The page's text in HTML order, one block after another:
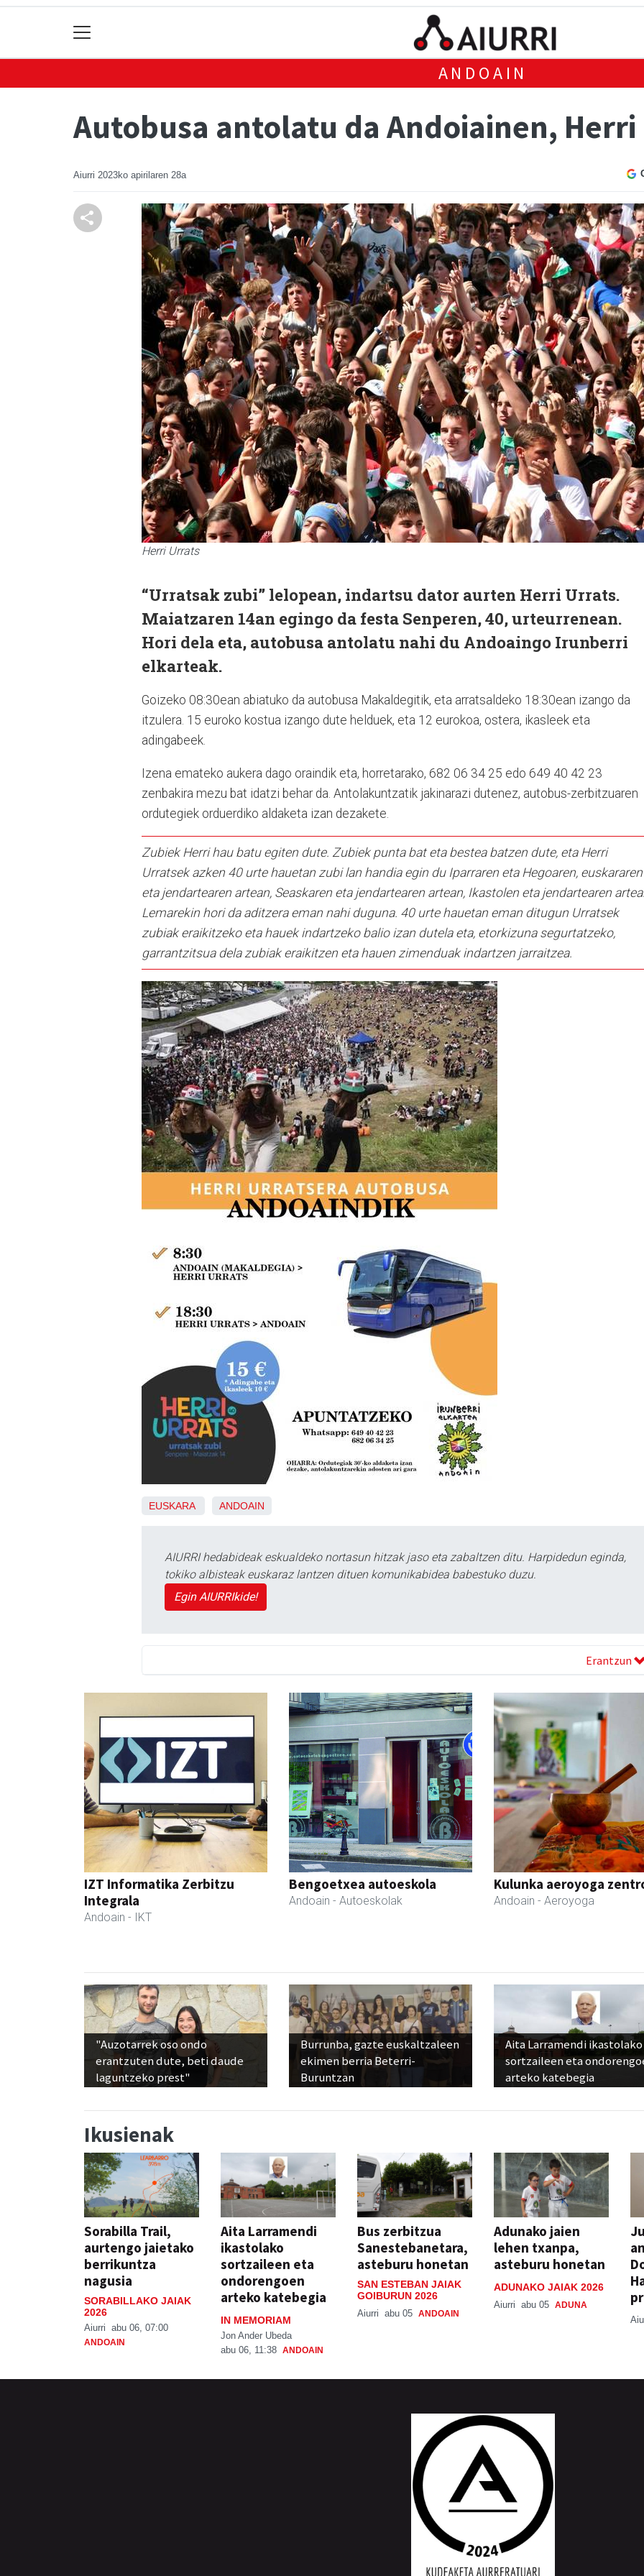
ANDOAIN
Autobusa antolatu da Andoiainen,
Aiurri 2023ko apirilaren 28a
Herri Urrats
“Urratsak zubi” lelopean, indartsu dator aurten Herri Urrats.
Maiatzaren 14an egingo da festa Senperen, 40, urteurrenean.
Hori dela eta, autobusa antolatu nahi du Andoaingo Irunberri
elkarteak.
Goizeko 08:30ean abiatuko da autobusa Makaldegitik, eta arratsaldeko 18:30ean izango da
itzulera. 15 euroko kostua izango dute helduek, eta 12 eurokoa, ostera, ikasleek eta
adingabeek.
Izena emateko aukera dago oraindik eta, horretarako, 682 06 34 25 edo 649 40 42 23
zenbakira mezu bat idatzi behar da. Antolakuntzatik jakinarazi dutenez, autobus-zerbitzuaren
ordutegiek orduerdiko aldaketa izan dezakete.
Zubiek Herri hau batu egiten dute. Zubiek punta bat eta bestea batzen dute, eta Herri
Urratsek azken 40 urte hauetan zubi lan handia egin du Iparraren eta Hegoaren, euskararen
eta jendartearen artean, Seaskaren eta jendartearen artean, Ikastolen eta jendartearen
Lemarekin hori da aditzera eman nahi duguna. 40 urte hauetan eman ditugun Urratsek
zubiak eraikitzeko eta hauek indartzeko balio izan dutela eta, etorkizuna segurtatzeko,
garrantzitsua dela zubiak eraikitzen eta hauen zimenduak indartzen jarraitzea.
EUSKARA ANDOAIN
AIURRI hedabideak eskualdeko nortasun hitzak jaso eta zabaltzen ditu. Harpidedun eginda,
tokiko albisteak euskaraz lantzen dituen komunikabidea babestuko duzu.
Egin AIURRIkide!
Erantzun
IZT Informatika Zerbitzu
Integrala
Andoain - IKT
Bengoetxea autoeskola
Andoain - Autoeskolak
Kulunka aeroyoga
Andoain - Aeroyoga
"Auzotarrek oso ondo
erantzuten dute, beti daude
laguntzeko prest"
Burrunba, gazte euskaltzaleen
ekimen berria Beterri-
Buruntzan
Aita Larramendi ikastolako
sortzaileen eta
arteko katebegia
Ikusienak
Sorabilla Trail,
aurtengo jaietako
berrikuntza
nagusia
SORABILLAKO JAIAK
2026
Aiurri abu 06, 07:00
ANDOAIN
Aita Larramendi
ikastolako
sortzaileen eta
ondorengoen
arteko katebegia
IN MEMORIAM
Jon Ander Ubeda
abu 06, 11:38 ANDOAIN
Bus zerbitzua
Sanestebanetara,
asteburu honetan
SAN ESTEBAN JAIAK
GOIBURUN 2026
Aiurri abu 05 ANDOAIN
Adunako jaien
lehen txanpa,
asteburu honetan
ADUNAKO JAIAK 2026
Aiurri abu 05 ADUNA